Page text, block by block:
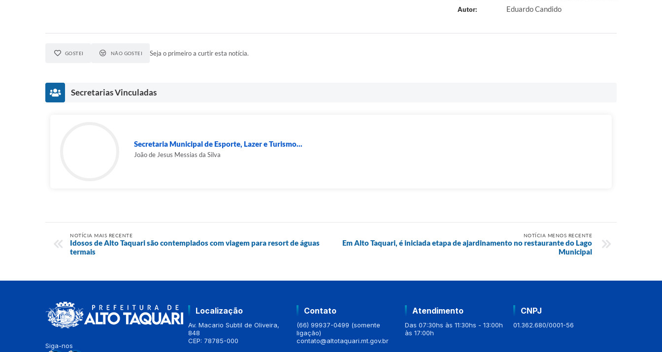
Autor: Eduardo Candido
GOSTEI NÃO GOSTEI Seja o primeiro a curtir esta notícia.
Secretarias Vinculadas
Secretaria Municipal de Esporte, Lazer e Turismo...
João de Jesus Messias da Silva
NOTÍCIA MAIS RECENTE
Idosos de Alto Taquari são contemplados com viagem para resort de águas
termais
NOTÍCIA MENOS RECENTE
Em Alto Taquari, é iniciada etapa de ajardinamento no restaurante do Lago
Municipal
Siga-nos
Localização
Av. Macario Subtil de Oliveira,
848
CEP: 78785-000
Contato
(66) 99937-0499 (somente
ligação)
contato@altotaquari.mt.gov.br
Atendimento
Das 07:30hs às 11:30hs - 13:00h
às 17:00h
CNPJ
01.362.680/0001-56